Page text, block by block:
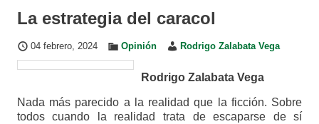
La estrategia del caracol
04 febrero, 2024 Opinión Rodrigo Zalabata Vega
Rodrigo Zalabata Vega
Nada más parecido a la realidad que la ficción. Sobre
todos cuando la realidad trata de escaparse de sí